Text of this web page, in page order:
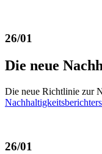
26/01
Die neue
Die neue Richtlinie zur
26/01